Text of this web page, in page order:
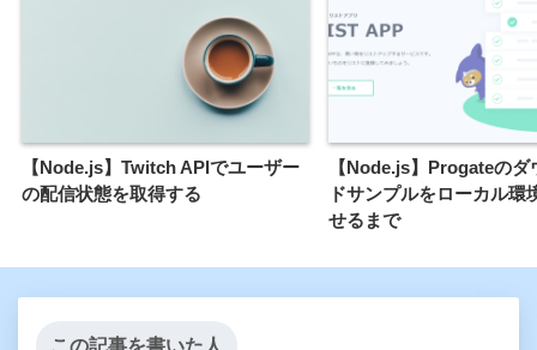
【Node.js】Twitch APIでユーザー
の配信状態を取得する
【Node.js】Progateのダ
ドサンプルをローカル環
せるまで
この記事を書いた人